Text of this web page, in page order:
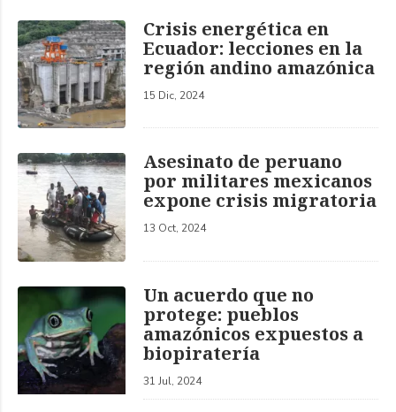
Crisis energética en
Ecuador: lecciones en la
región andino amazónica
15 Dic, 2024
Asesinato de peruano
por militares mexicanos
expone crisis migratoria
13 Oct, 2024
Un acuerdo que no
protege: pueblos
amazónicos expuestos a
biopiratería
31 Jul, 2024